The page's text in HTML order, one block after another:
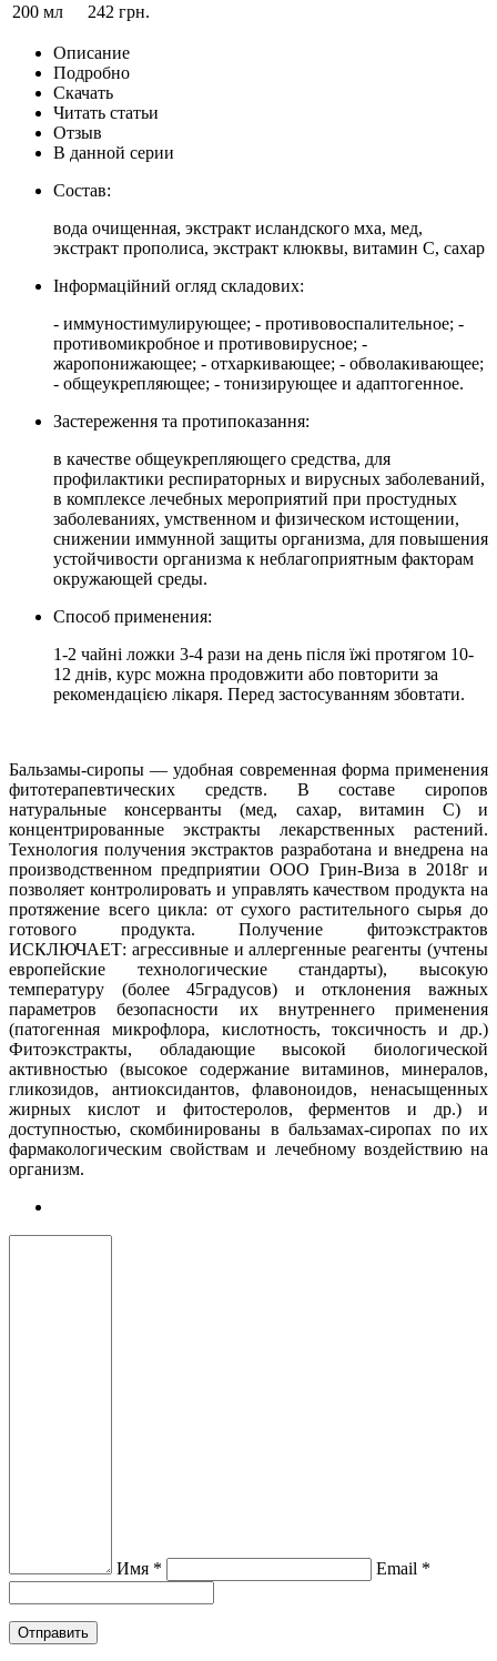
200 мл 242 грн.
Описание
Подробно
Скачать
Читать статьи
Отзыв
В данной серии
Состав:
вода очищенная, экстракт исландского мха, мед,
экстракт прополиса, экстракт клюквы, витамин С, сахар
Інформаційний огляд складових:
- иммуностимулирующее; - противовоспалительное; -
противомикробное и противовирусное; -
жаропонижающее; - отхаркивающее; - обволакивающее;
- общеукрепляющее; - тонизирующее и адаптогенное.
Застереження та протипоказання:
в качестве общеукрепляющего средства, для
профилактики респираторных и вирусных заболеваний,
в комплексе лечебных мероприятий при простудных
заболеваниях, умственном и физическом истощении,
снижении иммунной защиты организма, для повышения
устойчивости организма к неблагоприятным факторам
окружающей среды.
Cпособ применения:
1-2 чайні ложки 3-4 рази на день після їжі протягом 10-
12 днів, курс можна продовжити або повторити за
рекомендацією лікаря. Перед застосуванням збовтати.
Бальзамы-сиропы — удобная современная форма применения
фитотерапевтических средств. В составе сиропов
натуральные консерванты (мед, сахар, витамин С) и
концентрированные экстракты лекарственных растений.
Технология получения экстрактов разработана и внедрена на
производственном предприятии ООО Грин-Виза в 2018г и
позволяет контролировать и управлять качеством продукта на
протяжение всего цикла: от сухого растительного сырья до
готового продукта. Получение фитоэкстрактов
ИСКЛЮЧАЕТ: агрессивные и аллергенные реагенты (учтены
европейские технологические стандарты), высокую
температуру (более 45градусов) и отклонения важных
параметров безопасности их внутреннего применения
(патогенная микрофлора, кислотность, токсичность и др.)
Фитоэкстракты, обладающие высокой биологической
активностью (высокое содержание витаминов, минералов,
гликозидов, антиоксидантов, флавоноидов, ненасыщенных
жирных кислот и фитостеролов, ферментов и др.) и
доступностью, скомбинированы в бальзамах-сиропах по их
фармакологическим свойствам и лечебному воздействию на
организм.
Имя * Email *